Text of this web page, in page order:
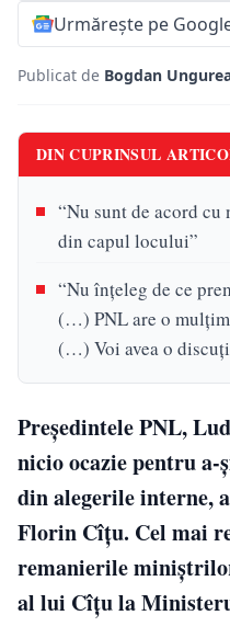
Urmărește pe
Publicat de Bogdan
DIN CUPRINSUL
“Nu sunt de acord
din capul locului”
“Nu înţeleg de ce
(…) PNL are o
(…) Voi avea o
Preşedintele PNL,
nicio ocazie pentru
din alegerile interne,
Florin Cîţu. Cel mai
remanierile
al lui Cîţu la